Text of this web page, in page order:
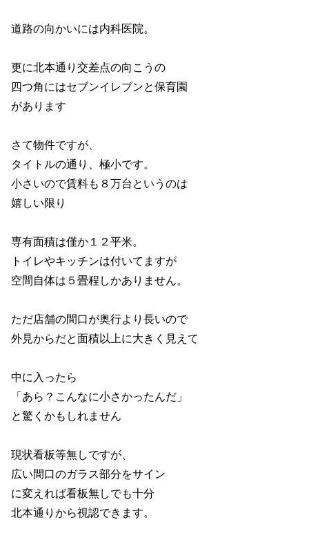
道路の向かいには内科医院。
更に北本通り交差点の向こうの
四つ角にはセブンイレブンと保育園
があります
さて物件ですが、
タイトルの通り、極小です。
小さいので賃料も８万台というのは
嬉しい限り
専有面積は僅か１２平米。
トイレやキッチンは付いてますが
空間自体は５畳程しかありません。
ただ店舗の間口が奥行より長いので
外見からだと面積以上に大きく見えて
中に入ったら
「あら？こんなに小さかったんだ」
と驚くかもしれません
現状看板等無しですが、
広い間口のガラス部分をサイン
に変えれば看板無しでも十分
北本通りから視認できます。